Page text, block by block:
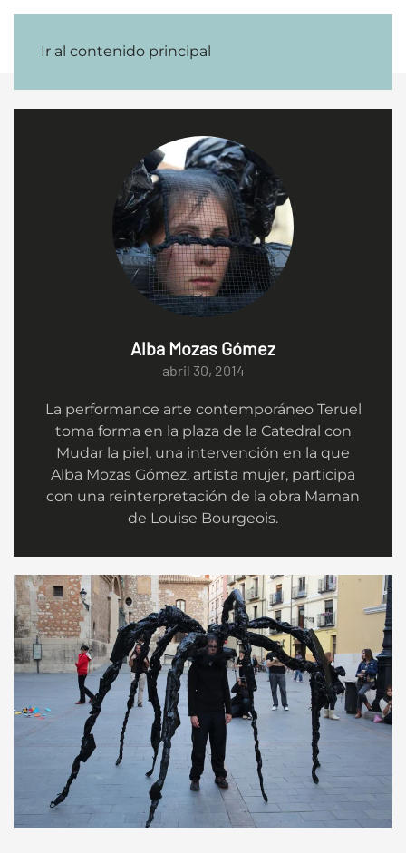
Ir al contenido principal
Alba Mozas Gómez
abril 30, 2014
La performance arte contemporáneo Teruel
toma forma en la plaza de la Catedral con
Mudar la piel, una intervención en la que
Alba Mozas Gómez, artista mujer, participa
con una reinterpretación de la obra Maman
de Louise Bourgeois.